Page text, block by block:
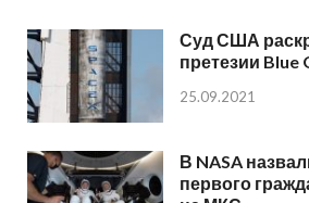
Суд США
претезии Blue
25.09.2021
В NASA
первого